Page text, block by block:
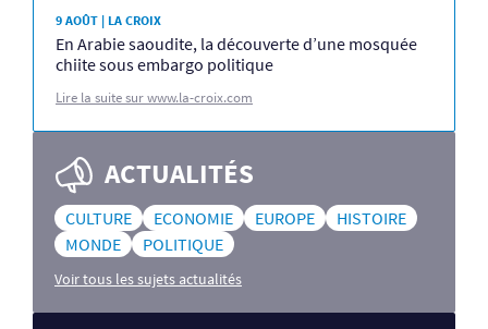
9 AOÛT | LA CROIX
En Arabie saoudite, la découverte d’une mosquée
chiite sous embargo politique
Lire la suite sur www.la-croix.com
ACTUALITÉS
CULTURE ECONOMIE EUROPE
HISTOIRE
MONDE
POLITIQUE
Voir tous les sujets actualités